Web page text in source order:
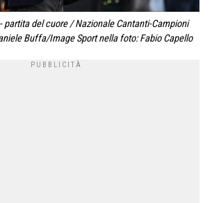
partita del cuore / Nazionale Cantanti-Campioni
Buffa/Image Sport nella foto: Fabio Capello